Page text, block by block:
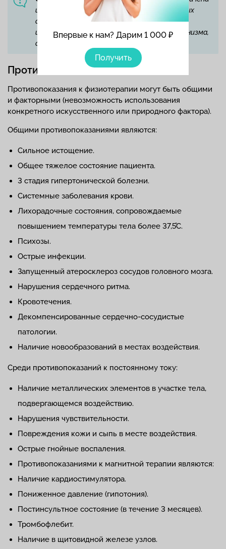
Впервые к нам? Дарим 1 000 ₽
Получить
и при отсутствии заболеваний и тревожных
симптомов. Ее применяют для повышения
иммунитета и стрессоустойчивости организма,
снятия нервного напряжения.
Противопоказания
Противопоказания к физиотерапии могут быть общими
и факторными (невозможность использования
конкретного искусственного или природного фактора).
Общими противопоказаниями являются:
Сильное истощение.
Общее тяжелое состояние пациента.
3 стадия гипертонической болезни.
Системные заболевания крови.
Лихорадочные состояния, сопровождаемые
повышением температуры тела более 37,5̊С.
Психозы.
Острые инфекции.
Запущенный атеросклероз сосудов головного мозга.
Нарушения сердечного ритма.
Кровотечения.
Декомпенсированные сердечно-сосудистые
патологии.
Наличие новообразований в местах воздействия.
Среди противопоказаний к постоянному току:
Наличие металлических элементов в участке тела,
подвергающемся воздействию.
Нарушения чувствительности.
Повреждения кожи и сыпь в месте воздействия.
Острые гнойные воспаления.
Противопоказаниями к магнитной терапии являются:
Наличие кардиостимулятора.
Пониженное давление (гипотония).
Постинсультное состояние (в течение 3 месяцев).
Тромбофлебит.
Наличие в щитовидной железе узлов.